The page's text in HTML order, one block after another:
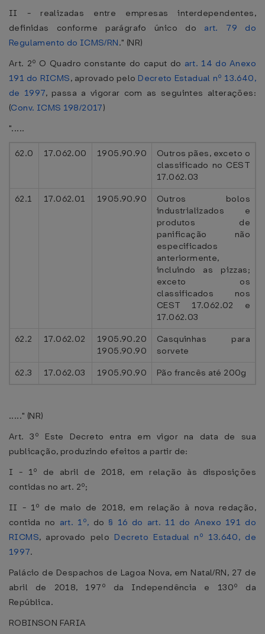
II - realizadas entre empresas interdependentes,
definidas conforme parágrafo único do art. 79 do
Regulamento do ICMS/RN." (NR)
Art. 2º O Quadro constante do caput do art. 14 do Anexo
191 do RICMS, aprovado pelo Decreto Estadual nº 13.640,
de 1997, passa a vigorar com as seguintes alterações:
(Conv. ICMS 198/2017)
".....
62.0 17.062.00 1905.90.90
Outros pães, exceto o
classificado no CEST
17.062.03
62.1
17.062.01 1905.90.90
Outros bolos
industrializados e
produtos de
panificação não
especificados
anteriormente,
incluindo as pizzas;
exceto os
classificados nos
CEST 17.062.02 e
17.062.03
62.2
17.062.02
1905.90.20
1905.90.90
Casquinhas para
sorvete
62.3
17.062.03 1905.90.90 Pão francês até 200g
....." (NR)
Art. 3º Este Decreto entra em vigor na data de sua
publicação, produzindo efeitos a partir de:
I - 1º de abril de 2018, em relação às disposições
contidas no art. 2º;
II - 1º de maio de 2018, em relação à nova redação,
contida no art. 1º, do § 16 do art. 11 do Anexo 191 do
RICMS, aprovado pelo Decreto Estadual nº 13.640, de
1997.
Palácio de Despachos de Lagoa Nova, em Natal/RN, 27 de
abril de 2018, 197º da Independência e 130º da
República.
ROBINSON FARIA